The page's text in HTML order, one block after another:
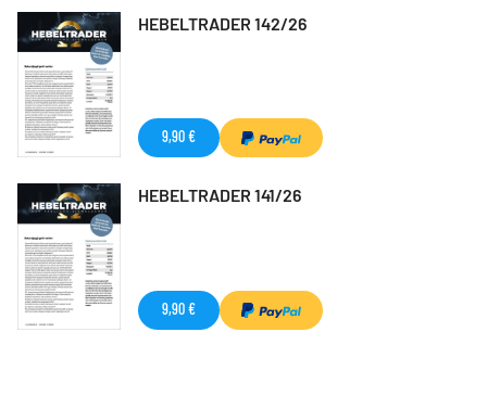
HEBELTRADER 142/26
9,90 €
HEBELTRADER 141/26
9,90 €